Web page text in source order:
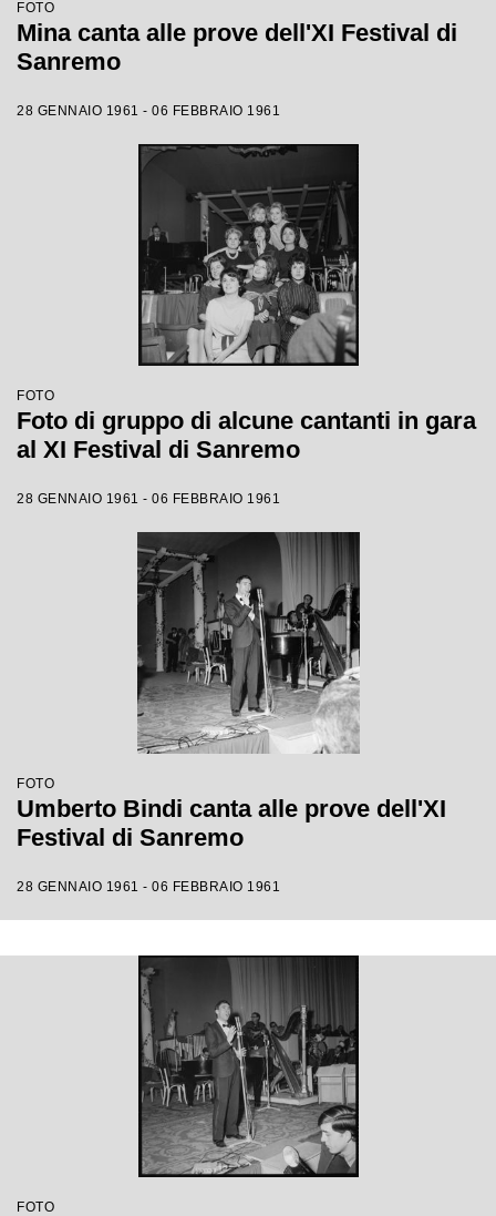
FOTO
Mina canta alle prove dell'XI Festival di
Sanremo
28 GENNAIO 1961 - 06 FEBBRAIO 1961
FOTO
Foto di gruppo di alcune cantanti in gara
al XI Festival di Sanremo
28 GENNAIO 1961 - 06 FEBBRAIO 1961
FOTO
Umberto Bindi canta alle prove dell'XI
Festival di Sanremo
28 GENNAIO 1961 - 06 FEBBRAIO 1961
FOTO